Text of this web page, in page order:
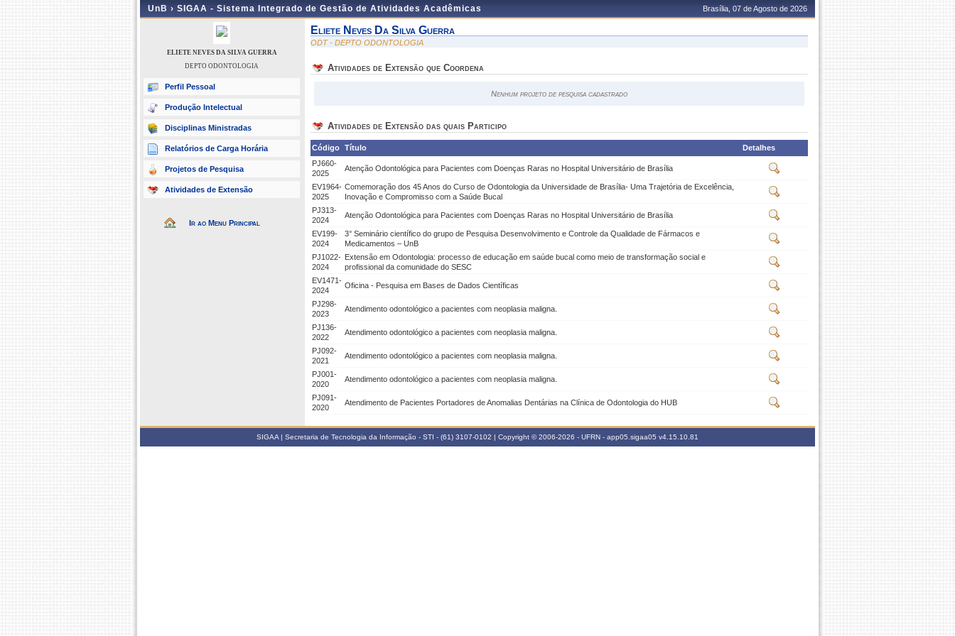
UnB › SIGAA - Sistema Integrado de Gestão de Atividades Acadêmicas Brasília, 07 de Agosto de 2026
ELIETE NEVES DA SILVA GUERRA
DEPTO ODONTOLOGIA
Perfil Pessoal
Produção Intelectual
Disciplinas Ministradas
Relatórios de Carga Horária
Projetos de Pesquisa
Atividades de Extensão
Ir ao Menu Principal
Eliete Neves Da Silva Guerra
ODT - DEPTO ODONTOLOGIA
Atividades de Extensão que Coordena
Nenhum projeto de pesquisa cadastrado
Atividades de Extensão das quais Participo
Código Título
Detalhes
PJ660-
2025
Atenção Odontológica para Pacientes com Doenças Raras no Hospital Universitário de Brasília
EV1964-
2025
Comemoração dos 45 Anos do Curso de Odontologia da Universidade de Brasília- Uma Trajetória de Excelência,
Inovação e Compromisso com a Saúde Bucal
PJ313-
2024
Atenção Odontológica para Pacientes com Doenças Raras no Hospital Universitário de Brasília
EV199-
2024
3° Seminário científico do grupo de Pesquisa Desenvolvimento e Controle da Qualidade de Fármacos e
Medicamentos – UnB
PJ1022-
2024
Extensão em Odontologia: processo de educação em saúde bucal como meio de transformação social e
profissional da comunidade do SESC
EV1471-
2024
Oficina - Pesquisa em Bases de Dados Científicas
PJ298-
2023
Atendimento odontológico a pacientes com neoplasia maligna.
PJ136-
2022
Atendimento odontológico a pacientes com neoplasia maligna.
PJ092-
2021
Atendimento odontológico a pacientes com neoplasia maligna.
PJ001-
2020
Atendimento odontológico a pacientes com neoplasia maligna.
PJ091-
2020
Atendimento de Pacientes Portadores de Anomalias Dentárias na Clínica de Odontologia do HUB
SIGAA | Secretaria de Tecnologia da Informação - STI - (61) 3107-0102 | Copyright © 2006-2026 - UFRN - app05.sigaa05 v4.15.10.81